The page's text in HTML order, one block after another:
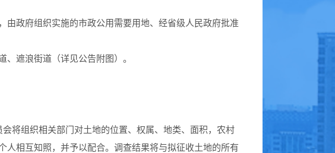
政府组织实施的市政公用需要用地、经省级人民政府批准
遮浪街道（详见公告附图）。
将组织相关部门对土地的位置、权属、地类、面积，农村
相互知照，并予以配合。调查结果将与拟征收土地的所有